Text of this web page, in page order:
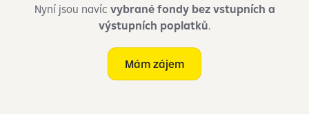
Nyní jsou navíc vybrané fondy bez vstupních a
výstupních poplatků.
Mám zájem